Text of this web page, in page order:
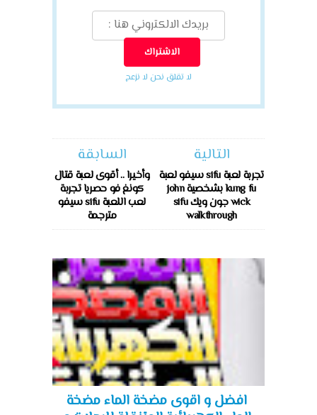
لا تقلق نحن لا نزعج
التالية
تجربة لعبة sifu سيفو لعبة
kung fu بشخصية john
wick جون ويك sifu
walkthrough
السابقة
وأخيرا .. أقوى لعبة قتال
كونغ فو حصريا تجربة
لعب اللعبة sifu سيفو
مترجمة
افضل و اقوى مضخة الماء مضخة